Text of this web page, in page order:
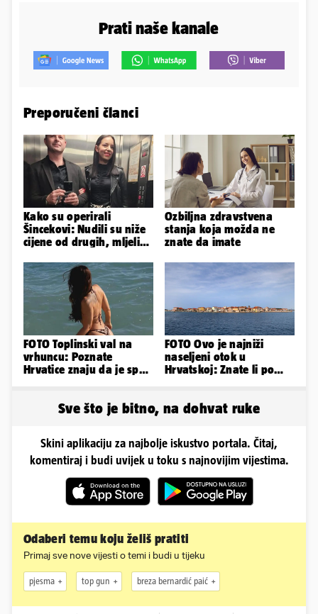
Prati naše kanale
Preporučeni članci
Kako su operirali
Šincekovi: Nudili su niže
cijene od drugih, mljeli
Ozbiljna zdravstvena
stanja koja možda ne
znate da imate
FOTO Toplinski val na
vrhuncu: Poznate
Hrvatice znaju da je spas
FOTO Ovo je najniži
naseljeni otok u
Hrvatskoj: Znate li po
Sve što je bitno, na dohvat ruke
Skini aplikaciju za najbolje iskustvo portala. Čitaj,
komentiraj i budi uvijek u toku s najnovijim vijestima.
Odaberi temu koju želiš pratiti
Primaj sve nove vijesti o temi i budi u tijeku
pjesma top gun breza bernardić paić